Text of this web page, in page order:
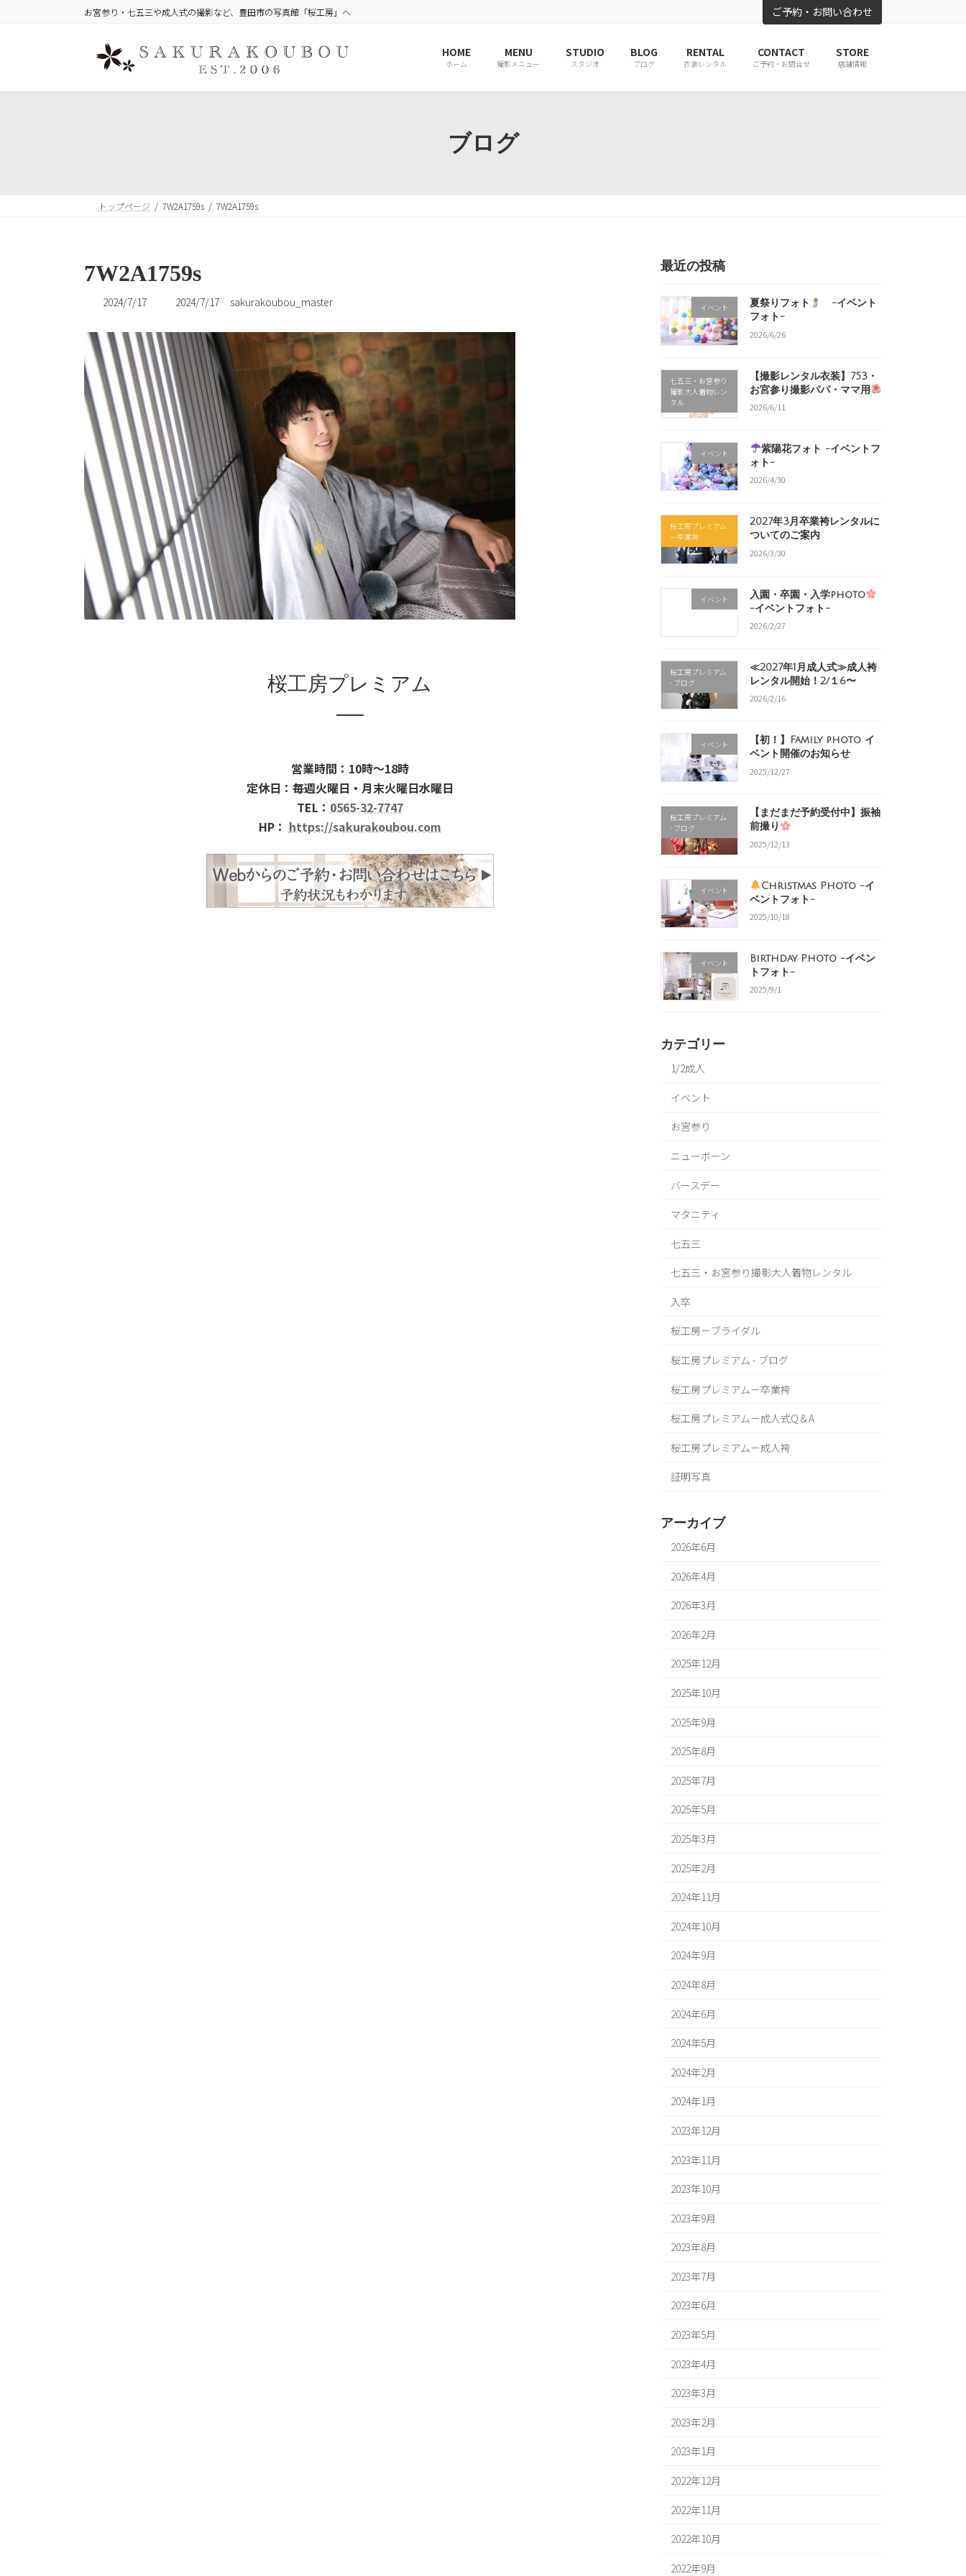
へ
ョ
お宮参り・七五三や成人式の撮影など、豊田市の写真館「桜工房」へ ご予約・お問い合わせ
HOME
ホーム
MENU
撮影メニュー
STUDIO
スタジオ
BLOG
ブログ
RENTAL
衣装レンタル
CONTACT
ご予約・お問合せ
STORE
店舗情報
ブログ
トップページ 7W2A1759s 7W2A1759s
7W2A1759s
2024/7/17
最
更
新
日
時
:
2024/7/17 sakurakoubou_master
桜工房プレミアム
営業時間：10時～18時
定休日：毎週火曜日・月末火曜日水曜日
TEL： 0565-32-7747
HP： https://sakurakoubou.com
最近の投稿
イベント 夏祭りフォト
-イベント
フォト-
2026/6/26
七五三・お宮参り
撮影大人着物レン
タル
【撮影レンタル衣装】753・
お宮参り撮影パパ・ママ用
2026/6/11
イベント
紫陽花フォト -イベントフ
ォト-
2026/4/30
桜工房プレミアム
－卒業袴
2027年3月卒業袴レンタルに
ついてのご案内
2026/3/30
イベント
入園・卒園・入学photo
-イベントフォト-
2026/2/27
桜工房プレミアム
- ブログ
≪2027年1月成人式≫成人袴
レンタル開始！2/１6〜
2026/2/16
イベント
【初！】Family photo イ
ベント開催のお知らせ
2025/12/27
桜工房プレミアム
- ブログ
【まだまだ予約受付中】振袖
前撮り
2025/12/13
イベント
Christmas Photo -イ
ベントフォト-
2025/10/18
イベント
Birthday Photo -イベン
トフォト-
2025/9/1
カテゴリー
1/2成人
イベント
お宮参り
ニューボーン
バースデー
マタニティ
七五三
七五三・お宮参り撮影大人着物レンタル
入卒
桜工房－ブライダル
桜工房プレミアム - ブログ
桜工房プレミアム－卒業袴
桜工房プレミアム－成人式Q＆A
桜工房プレミアム－成人袴
証明写真
アーカイブ
2026年6月
2026年4月
2026年3月
2026年2月
2025年12月
2025年10月
2025年9月
2025年8月
2025年7月
2025年5月
2025年3月
2025年2月
2024年11月
2024年10月
2024年9月
2024年8月
2024年6月
2024年5月
2024年2月
2024年1月
2023年12月
2023年11月
2023年10月
2023年9月
2023年8月
2023年7月
2023年6月
2023年5月
2023年4月
2023年3月
2023年2月
2023年1月
2022年12月
2022年11月
2022年10月
2022年9月